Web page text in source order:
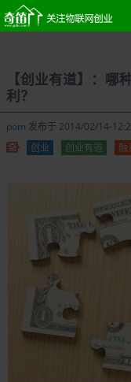
【创业有道】：哪
利？
pom 发布于 2014/02/14-
创业
创业有道 融